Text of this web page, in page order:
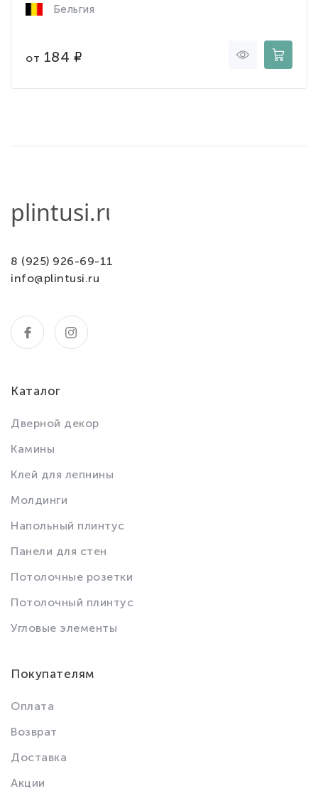
Бельгия
от 184
8 (925) 926-69-11
info@plintusi.ru
Каталог
Дверной декор
Камины
Клей для лепнины
Молдинги
Напольный плинтус
Панели для стен
Потолочные розетки
Потолочный плинтус
Угловые элементы
Покупателям
Оплата
Возврат
Доставка
Акции